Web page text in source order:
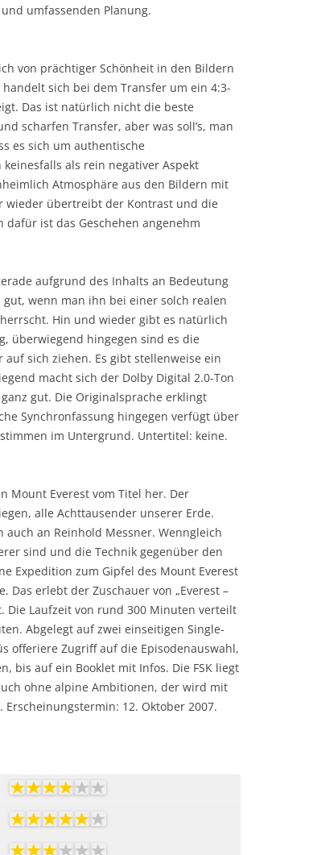
umfassenden Planung.
von prächtiger Schönheit in den Bildern
sich bei dem Transfer um ein 4:3-
Das ist natürlich nicht die beste
scharfen Transfer, aber was soll’s, man
es sich um authentische
als rein negativer Aspekt
Atmosphäre aus den Bildern mit
wieder übertreibt der Kontrast und die
ist das Geschehen angenehm
aufgrund des Inhalts an Bedeutung
wenn man ihn bei einer solch realen
Hin und wieder gibt es natürlich
überwiegend hingegen sind es die
sich ziehen. Es gibt stellenweise ein
macht sich der Dolby Digital 2.0-Ton
gut. Die Originalsprache erklingt
Synchronfassung hingegen verfügt über
im Untergrund. Untertitel: keine.
Mount Everest vom Titel her. Der
alle Achttausender unserer Erde.
an Reinhold Messner. Wenngleich
sind und die Technik gegenüber den
Expedition zum Gipfel des Mount Everest
Das erlebt der Zuschauer von „Everest –
Die Laufzeit von rund 300 Minuten verteilt
Abgelegt auf zwei einseitigen Single-
offeriere Zugriff auf die Episodenauswahl,
bis auf ein Booklet mit Infos. Die FSK liegt
ohne alpine Ambitionen, der wird mit
12. Oktober 2007.